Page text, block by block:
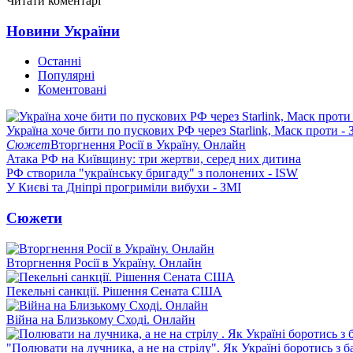
Новини України
Останні
Популярні
Коментовані
Україна хоче бити по пускових РФ через Starlink, Маск проти -
СюжетВторгнення Росії в Україну. Онлайн
Атака РФ на Київщину: три жертви, серед них дитина
РФ створила "українську бригаду" з полонених - ISW
У Києві та Дніпрі прогриміли вибухи - ЗМІ
Сюжети
Вторгнення Росії в Україну. Онлайн
Пекельні санкції. Рішення Сената США
Війна на Близькому Сході. Онлайн
"Полювати на лучника, а не на стрілу". Як Україні боротись з